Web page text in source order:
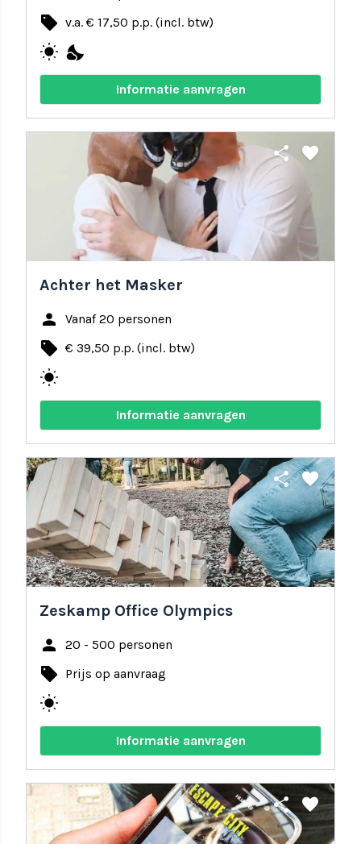
local_offer v.a. € 17,50 p.p. (incl. btw)
wb_sunny nights_stay
Informatie aanvragen
share favorite
Achter het Masker
person Vanaf 20 personen
local_offer € 39,50 p.p. (incl. btw)
wb_sunny
Informatie aanvragen
share favorite
Zeskamp Office Olympics
person 20 - 500 personen
local_offer Prijs op aanvraag
wb_sunny
Informatie aanvragen
share favorite